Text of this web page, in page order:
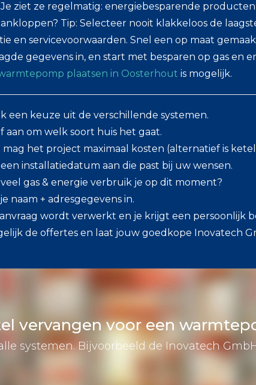
ziet ze regelmatig: energiebesparende
Tip: Selecteer nooit klakkeloos de
en servicevoorwaarden. Snel een op maat
gegevens in, en start met besparen op gas en
plaatsen in Oosterhout is mogelijk.
een keuze uit de verschillende systemen.
aan om welk soort huis het gaat.
mag het project maximaal kosten (alternatief is
installatiedatum aan die past bij uw wensen.
gas & energie verbruik je op dit moment?
naam + adresgegevens in.
wordt verwerkt en je krijgt een persoonlijk
de offertes en laat jouw goedkope Inovatech
vervangen voor een
systemen. Bijvoorbeeld de Inovatech